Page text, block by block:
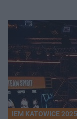
IEM KATOWICE 2025